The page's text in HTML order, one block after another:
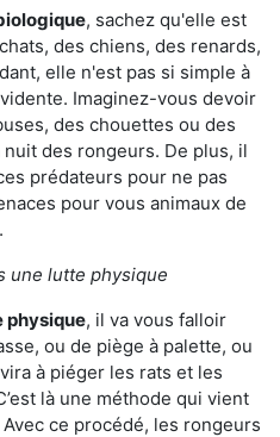
, sachez qu'elle est
des chiens, des renards,
elle n'est pas si simple à
Imaginez-vous devoir
des chouettes ou des
des rongeurs. De plus, il
prédateurs pour ne pas
pour vous animaux de
une lutte physique
physique, il va vous falloir
ou de piège à palette, ou
à piéger les rats et les
là une méthode qui vient
ce procédé, les rongeurs